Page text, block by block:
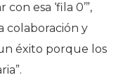
esa ‘fila 0’”,
colaboración y
éxito porque los